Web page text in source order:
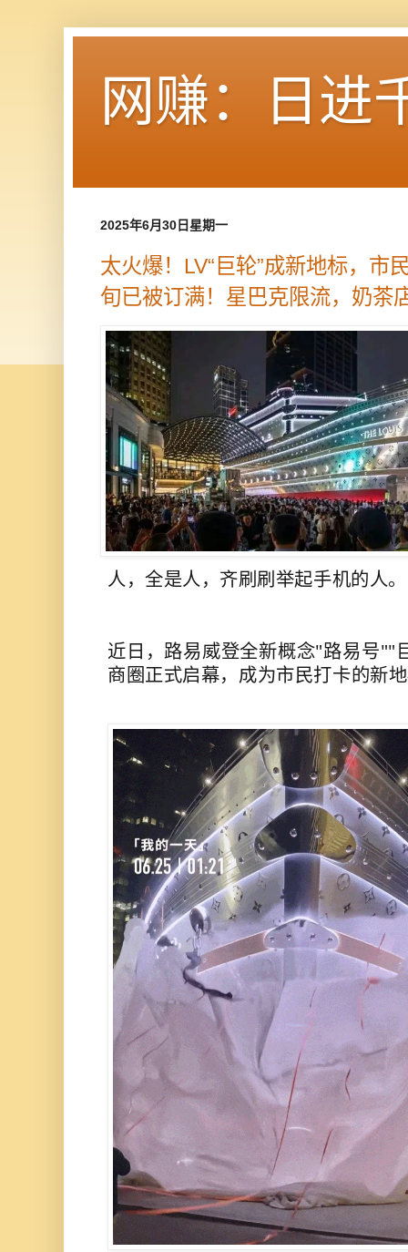
网赚：日进
2025年6月30日星期一
太火爆！LV“巨轮”成新地标，市
旬已被订满！星巴克限流，奶茶
人，全是人，齐刷刷举起手机的人。
近日，路易威登全新概念"路易号""
商圈正式启幕，成为市民打卡的新